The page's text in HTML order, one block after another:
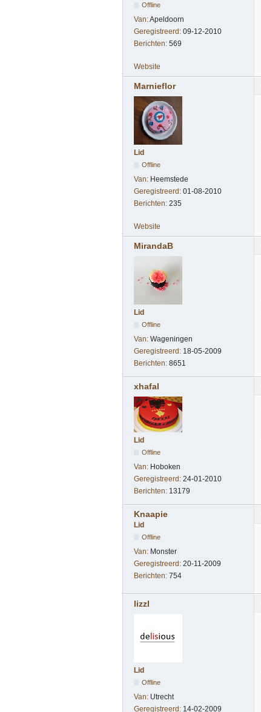
Offline
Van:Apeldoorn
Geregistreerd: 09-12-2010
Berichten: 569
Website
Marnieflor
Lid
Offline
Van: Heemstede
Geregistreerd: 01-08-2010
Berichten: 235
Website
MirandaB
Lid
Offline
Van: Wageningen
Geregistreerd: 18-05-2009
Berichten: 8651
xhafal
Lid
Offline
Van: Hoboken
Geregistreerd: 24-01-2010
Berichten: 13179
Knaapie
Lid
Offline
Van: Monster
Geregistreerd: 20-11-2009
Berichten: 754
lizzl
Lid
Offline
Van: Utrecht
Geregistreerd: 14-02-2009